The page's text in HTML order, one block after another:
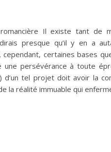
Il existe tant de
presque qu’il y en a
certaines bases
une persévérance à toute
d’un tel projet doit avoir la
la réalité immuable qui